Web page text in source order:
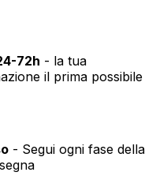
72h - la tua
il prima possibile
- Segui ogni fase della